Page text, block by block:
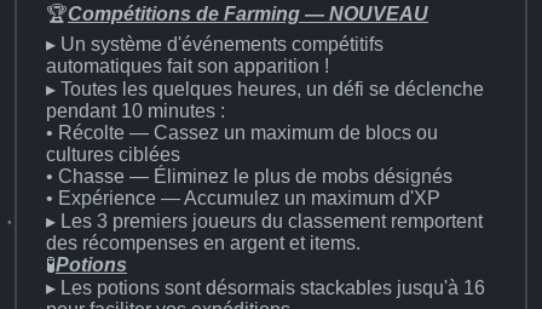
🏆Compétitions de Farming — NOUVEAU
▸ Un système d'événements compétitifs
automatiques fait son apparition !
▸ Toutes les quelques heures, un défi se déclenche
pendant 10 minutes :
• Récolte — Cassez un maximum de blocs ou
cultures ciblées
• Chasse — Éliminez le plus de mobs désignés
• Expérience — Accumulez un maximum d'XP
▸ Les 3 premiers joueurs du classement remportent
des récompenses en argent et items.
🧪Potions
▸ Les potions sont désormais stackables jusqu'à 16